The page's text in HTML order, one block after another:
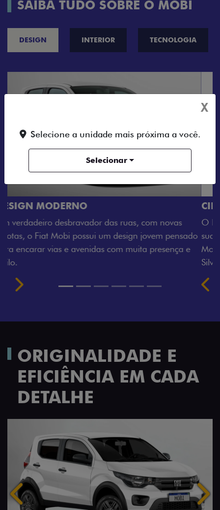
SAIBA TUDO SOBRE O MOBI
DESIGN INTERIOR TECNOLOGIA
CINCO OPÇÕES DE CORES
O Fiat Mobi tem sempre uma opção de cor que é a
sua cara. Escolha entre o Preto Vulcano, Vermelho
Montecarlo, Branco Banchisa, Prata Bari e Cinza
Silverstone.
Previous
Rodas de liga leve
ORIGINALIDADE E
EFICIÊNCIA EM CADA
DETALHE
Anterior
X
Selecione a unidade mais próxima a você.
Selecionar